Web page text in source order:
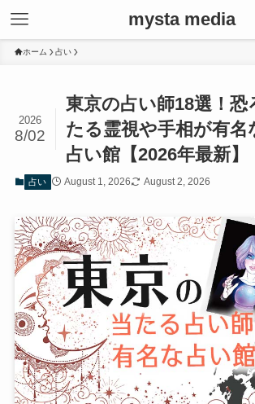
mysta media
ホーム 占い
東京の占い師18選！恐
たる霊視や手相が有名
占い館【2026年最新】
2026
8/02
占い August 1, 2026 August 2, 2026